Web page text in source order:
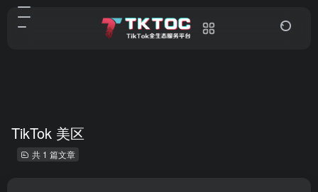
TikTok 美区
共 1 篇文章